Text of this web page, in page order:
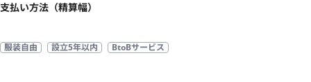
支払い方法（精算幅）
服装自由 設立5年以内 BtoBサービス